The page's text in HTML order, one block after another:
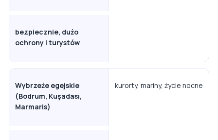
bezpiecznie, dużo
ochrony i turystów
Wybrzeże egejskie
(Bodrum, Kuşadası,
Marmaris)
kurorty, mariny, życie nocne